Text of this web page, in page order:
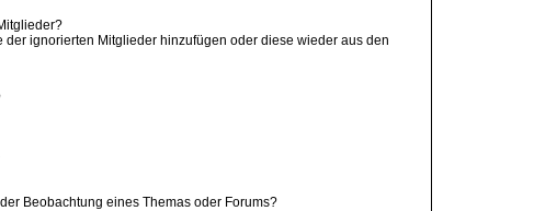
ignorierten Mitglieder hinzufügen oder diese wieder aus den
Beobachtung eines Themas oder Forums?